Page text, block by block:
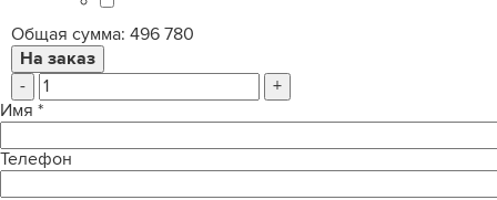
Общая сумма: 496 780
-
+
Имя *
Телефон